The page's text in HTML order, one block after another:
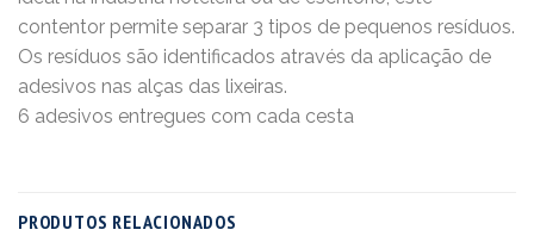
contentor permite separar 3 tipos de pequenos resíduos.
Os resíduos são identificados através da aplicação de
adesivos nas alças das lixeiras.
6 adesivos entregues com cada cesta
PRODUTOS RELACIONADOS